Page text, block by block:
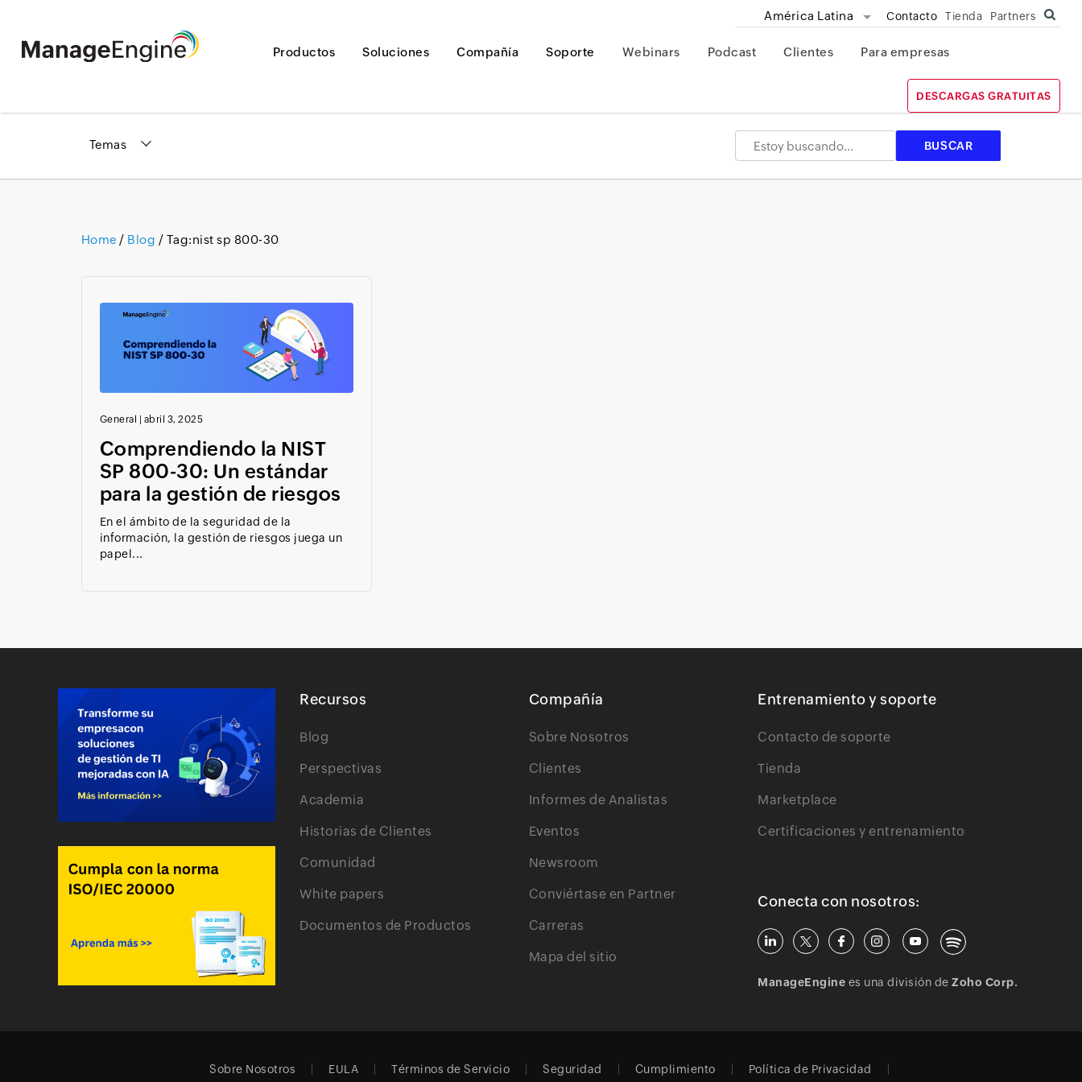
América Latina Contacto Tienda Partners
Productos Soluciones Compañía Soporte Webinars Podcast Clientes Para empresas
DESCARGAS GRATUITAS
Temas
Home / Blog / Tag:nist sp 800-30
General abril 3, 2025
Comprendiendo la NIST
SP 800-30: Un estándar
para la gestión de riesgos
En el ámbito de la seguridad de la
información, la gestión de riesgos juega un
papel...
Recursos
Blog
Perspectivas
Academia
Historias de Clientes
Comunidad
White papers
Documentos de Productos
Compañía
Sobre Nosotros
Clientes
Informes de Analistas
Eventos
Newsroom
Conviértase en Partner
Carreras
Mapa del sitio
Entrenamiento y soporte
Contacto de soporte
Tienda
Marketplace
Certificaciones y entrenamiento
Conecta con nosotros:
ManageEngine es una división deZoho Corp.
Sobre Nosotros EULA Términos de Servicio Seguridad Cumplimiento Política de Privacidad